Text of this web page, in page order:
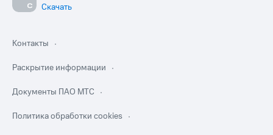
Скачать
Контакты
Раскрытие информации
Документы ПАО МТС
Политика обработки cookies